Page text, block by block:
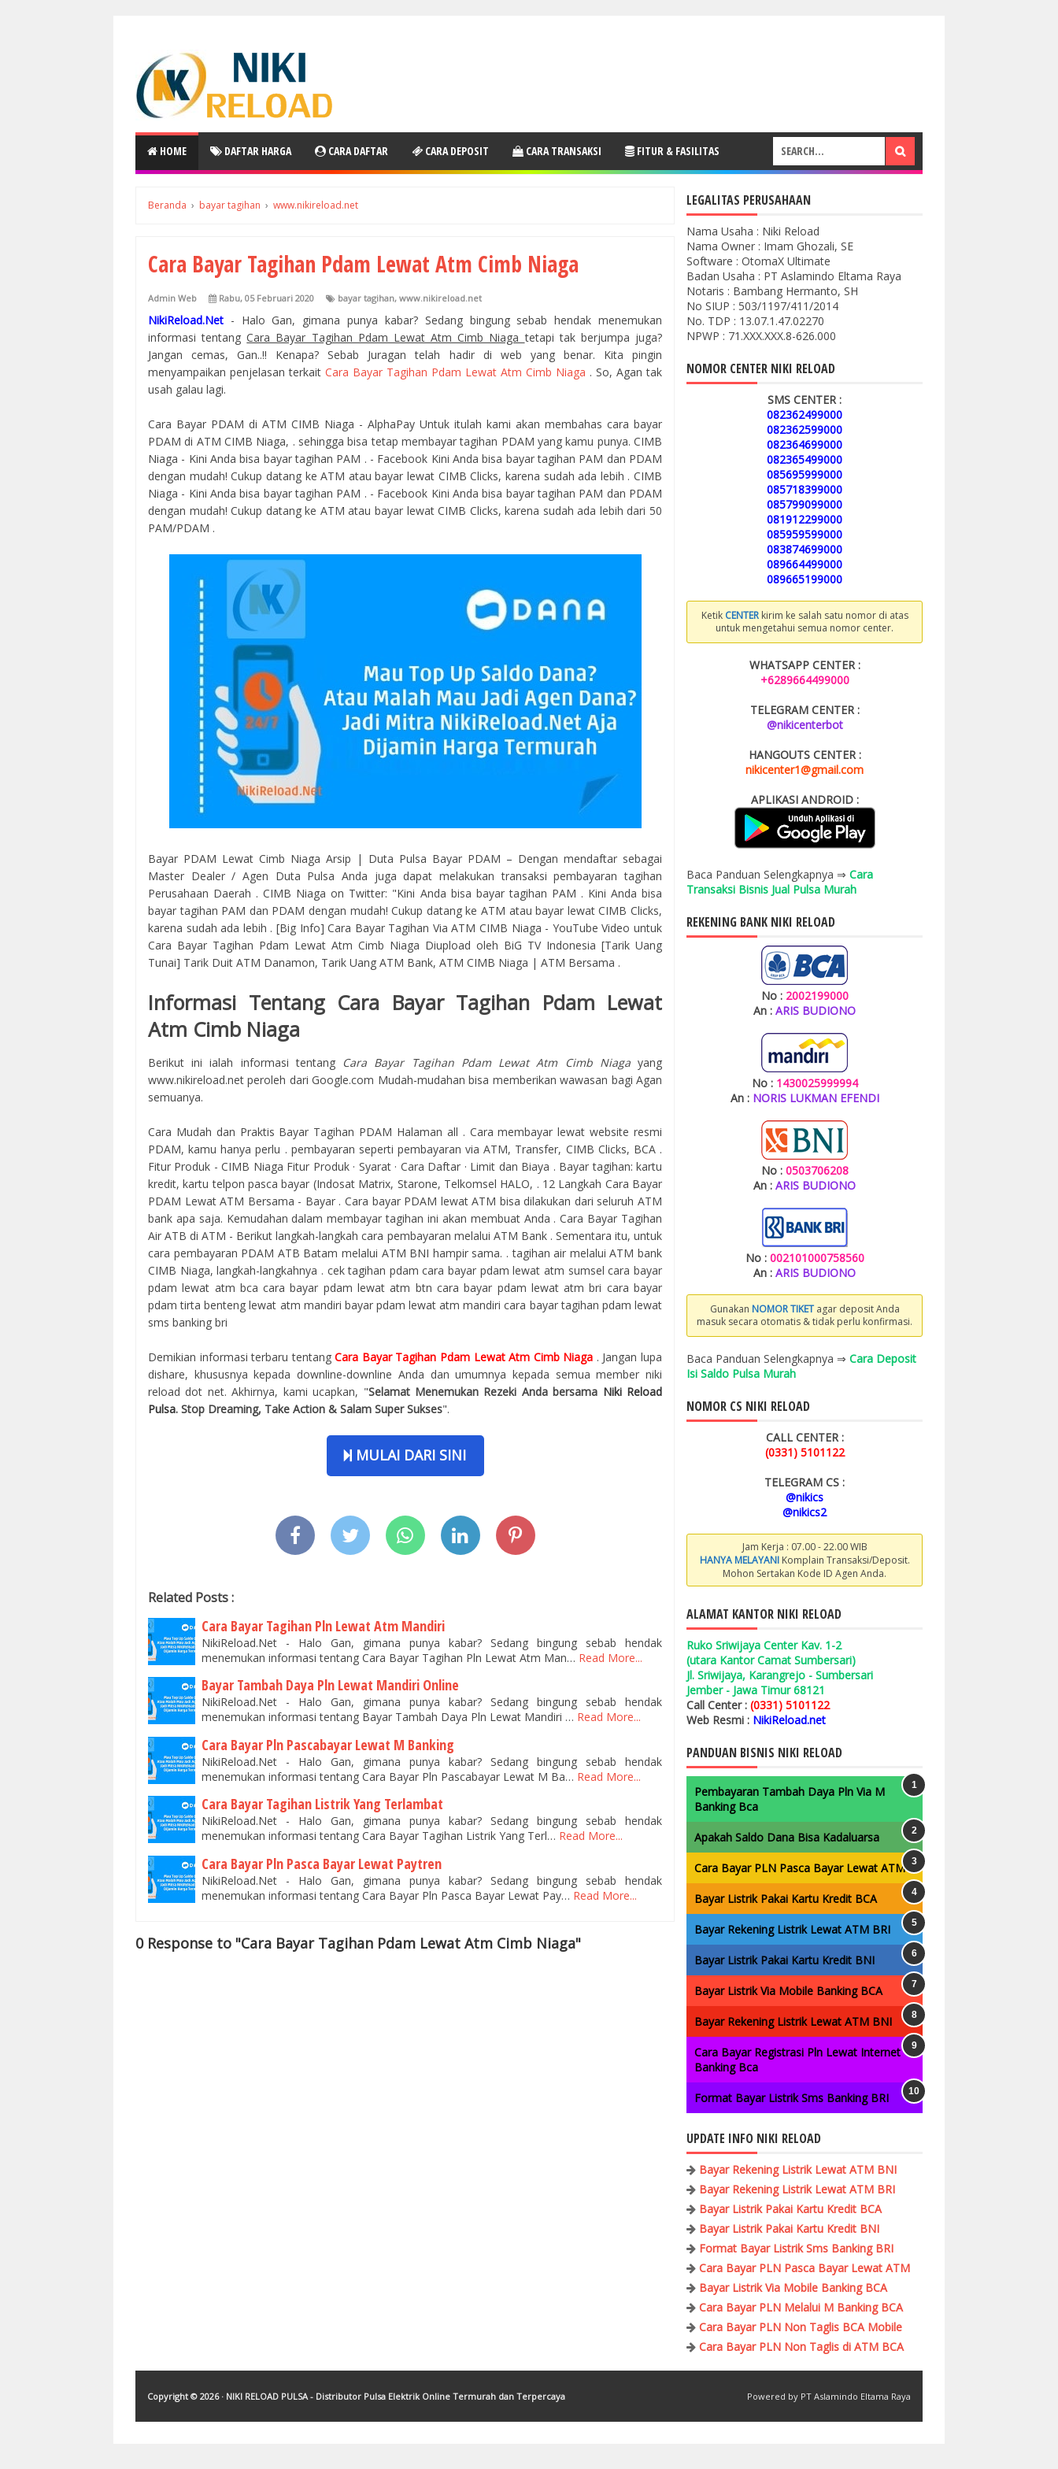
HOME DAFTAR HARGA CARA DAFTAR CARA DEPOSIT CARA TRANSAKSI FITUR & FASILITAS
Beranda › bayar tagihan › www.nikireload.net
Cara Bayar Tagihan Pdam Lewat Atm Cimb Niaga
Admin Web Rabu, 05 Februari 2020 bayar tagihan, www.nikireload.net
NikiReload.Net - Halo Gan, gimana punya kabar? Sedang bingung sebab hendak menemukan
informasi tentangCara Bayar Tagihan Pdam Lewat Atm Cimb Niagatetapi tak berjumpa juga?
Jangan cemas, Gan..!! Kenapa? Sebab Juragan telah hadir di web yang benar. Kita pingin
menyampaikan penjelasan terkait Cara Bayar Tagihan Pdam Lewat Atm Cimb Niaga . So, Agan tak
usah galau lagi.
Cara Bayar PDAM di ATM CIMB Niaga - AlphaPay Untuk itulah kami akan membahas cara bayar
PDAM di ATM CIMB Niaga, . sehingga bisa tetap membayar tagihan PDAM yang kamu punya. CIMB
Niaga - Kini Anda bisa bayar tagihan PAM . - Facebook Kini Anda bisa bayar tagihan PAM dan PDAM
dengan mudah! Cukup datang ke ATM atau bayar lewat CIMB Clicks, karena sudah ada lebih . CIMB
Niaga - Kini Anda bisa bayar tagihan PAM . - Facebook Kini Anda bisa bayar tagihan PAM dan PDAM
dengan mudah! Cukup datang ke ATM atau bayar lewat CIMB Clicks, karena sudah ada lebih dari 50
PAM/PDAM .
Bayar PDAM Lewat Cimb Niaga Arsip | Duta Pulsa Bayar PDAM – Dengan mendaftar sebagai
Master Dealer / Agen Duta Pulsa Anda juga dapat melakukan transaksi pembayaran tagihan
Perusahaan Daerah . CIMB Niaga on Twitter: "Kini Anda bisa bayar tagihan PAM . Kini Anda bisa
bayar tagihan PAM dan PDAM dengan mudah! Cukup datang ke ATM atau bayar lewat CIMB Clicks,
karena sudah ada lebih . [Big Info] Cara Bayar Tagihan Via ATM CIMB Niaga - YouTube Video untuk
Cara Bayar Tagihan Pdam Lewat Atm Cimb Niaga Diupload oleh BiG TV Indonesia [Tarik Uang
Tunai] Tarik Duit ATM Danamon, Tarik Uang ATM Bank, ATM CIMB Niaga | ATM Bersama .
Informasi Tentang Cara Bayar Tagihan Pdam Lewat
Atm Cimb Niaga
Berikut ini ialah informasi tentang Cara Bayar Tagihan Pdam Lewat Atm Cimb Niagayang
www.nikireload.net peroleh dari Google.com Mudah-mudahan bisa memberikan wawasan bagi Agan
semuanya.
Cara Mudah dan Praktis Bayar Tagihan PDAM Halaman all . Cara membayar lewat website resmi
PDAM, kamu hanya perlu . pembayaran seperti pembayaran via ATM, Transfer, CIMB Clicks, BCA .
Fitur Produk - CIMB Niaga Fitur Produk · Syarat · Cara Daftar · Limit dan Biaya . Bayar tagihan: kartu
kredit, kartu telpon pasca bayar (Indosat Matrix, Starone, Telkomsel HALO, . 12 Langkah Cara Bayar
PDAM Lewat ATM Bersama - Bayar . Cara bayar PDAM lewat ATM bisa dilakukan dari seluruh ATM
bank apa saja. Kemudahan dalam membayar tagihan ini akan membuat Anda . Cara Bayar Tagihan
Air ATB di ATM - Berikut langkah-langkah cara pembayaran melalui ATM Bank . Sementara itu, untuk
cara pembayaran PDAM ATB Batam melalui ATM BNI hampir sama. . tagihan air melalui ATM bank
CIMB Niaga, langkah-langkahnya . cek tagihan pdam cara bayar pdam lewat atm sumsel cara bayar
pdam lewat atm bca cara bayar pdam lewat atm btn cara bayar pdam lewat atm bri cara bayar
pdam tirta benteng lewat atm mandiri bayar pdam lewat atm mandiri cara bayar tagihan pdam lewat
sms banking bri
Demikian informasi terbaru tentangCara Bayar Tagihan Pdam Lewat Atm Cimb Niaga . Jangan lupa
dishare, khususnya kepada downline-downline Anda dan umumnya kepada semua member niki
reload dot net. Akhirnya, kami ucapkan, "Selamat Menemukan Rezeki Anda bersama Niki Reload
Pulsa. Stop Dreaming, Take Action & Salam Super Sukses".
MULAI DARI SINI
Related Posts :
Cara Bayar Tagihan Pln Lewat Atm Mandiri
NikiReload.Net - Halo Gan, gimana punya kabar? Sedang bingung sebab hendak
menemukan informasi tentang Cara Bayar Tagihan Pln Lewat Atm Man… Read More...
Bayar Tambah Daya Pln Lewat Mandiri Online
NikiReload.Net - Halo Gan, gimana punya kabar? Sedang bingung sebab hendak
menemukan informasi tentang Bayar Tambah Daya Pln Lewat Mandiri … Read More...
Cara Bayar Pln Pascabayar Lewat M Banking
NikiReload.Net - Halo Gan, gimana punya kabar? Sedang bingung sebab hendak
menemukan informasi tentang Cara Bayar Pln Pascabayar Lewat M Ba… Read More...
Cara Bayar Tagihan Listrik Yang Terlambat
NikiReload.Net - Halo Gan, gimana punya kabar? Sedang bingung sebab hendak
menemukan informasi tentang Cara Bayar Tagihan Listrik Yang Terl… Read More...
Cara Bayar Pln Pasca Bayar Lewat Paytren
NikiReload.Net - Halo Gan, gimana punya kabar? Sedang bingung sebab hendak
menemukan informasi tentang Cara Bayar Pln Pasca Bayar Lewat Pay… Read More...
0 Response to "Cara Bayar Tagihan Pdam Lewat Atm Cimb Niaga"
LEGALITAS PERUSAHAAN
Nama Usaha : Niki Reload
Nama Owner : Imam Ghozali, SE
Software : OtomaX Ultimate
Badan Usaha : PT Aslamindo Eltama Raya
Notaris : Bambang Hermanto, SH
No SIUP : 503/1197/411/2014
No. TDP : 13.07.1.47.02270
NPWP : 71.XXX.XXX.8-626.000
NOMOR CENTER NIKI RELOAD
SMS CENTER :
082362499000
082362599000
082364699000
082365499000
085695999000
085718399000
085799099000
081912299000
085959599000
083874699000
089664499000
089665199000
Ketik CENTERkirim ke salah satu nomor di atas
untuk mengetahui semua nomor center.
WHATSAPP CENTER :
+6289664499000
TELEGRAM CENTER :
@nikicenterbot
HANGOUTS CENTER :
nikicenter1@gmail.com
APLIKASI ANDROID :
Baca Panduan Selengkapnya ⇒ Cara
Transaksi Bisnis Jual Pulsa Murah
REKENING BANK NIKI RELOAD
No : 2002199000
An : ARIS BUDIONO
No : 1430025999994
An : NORIS LUKMAN EFENDI
No : 0503706208
An : ARIS BUDIONO
No : 002101000758560
An : ARIS BUDIONO
Gunakan NOMOR TIKETagar deposit Anda
masuk secara otomatis & tidak perlu konfirmasi.
Baca Panduan Selengkapnya ⇒ Cara Deposit
Isi Saldo Pulsa Murah
NOMOR CS NIKI RELOAD
CALL CENTER :
(0331) 5101122
TELEGRAM CS :
@nikics
@nikics2
Jam Kerja : 07.00 - 22.00 WIB
HANYA MELAYANIKomplain Transaksi/Deposit.
Mohon Sertakan Kode ID Agen Anda.
ALAMAT KANTOR NIKI RELOAD
Ruko Sriwijaya Center Kav. 1-2
(utara Kantor Camat Sumbersari)
Jl. Sriwijaya, Karangrejo - Sumbersari
Jember - Jawa Timur 68121
Call Center : (0331) 5101122
Web Resmi : NikiReload.net
PANDUAN BISNIS NIKI RELOAD
Pembayaran Tambah Daya Pln Via M
Banking Bca
Apakah Saldo Dana Bisa Kadaluarsa
Cara Bayar PLN Pasca Bayar Lewat ATM
Bayar Listrik Pakai Kartu Kredit BCA
Bayar Rekening Listrik Lewat ATM BRI
Bayar Listrik Pakai Kartu Kredit BNI
Bayar Listrik Via Mobile Banking BCA
Bayar Rekening Listrik Lewat ATM BNI
Cara Bayar Registrasi Pln Lewat Internet
Banking Bca
Format Bayar Listrik Sms Banking BRI
UPDATE INFO NIKI RELOAD
Bayar Rekening Listrik Lewat ATM BNI
Bayar Rekening Listrik Lewat ATM BRI
Bayar Listrik Pakai Kartu Kredit BCA
Bayar Listrik Pakai Kartu Kredit BNI
Format Bayar Listrik Sms Banking BRI
Cara Bayar PLN Pasca Bayar Lewat ATM
Bayar Listrik Via Mobile Banking BCA
Cara Bayar PLN Melalui M Banking BCA
Cara Bayar PLN Non Taglis BCA Mobile
Cara Bayar PLN Non Taglis di ATM BCA
Copyright © 2026 · NIKI RELOAD PULSA - Distributor Pulsa Elektrik Online Termurah dan Terpercaya Powered by PT Aslamindo Eltama Raya